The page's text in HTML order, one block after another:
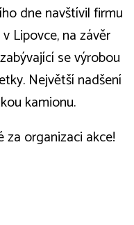
dne navštívil firmu
Lipovce, na závěr
se výrobou
Největší nadšení
kamionu.
za organizaci akce!